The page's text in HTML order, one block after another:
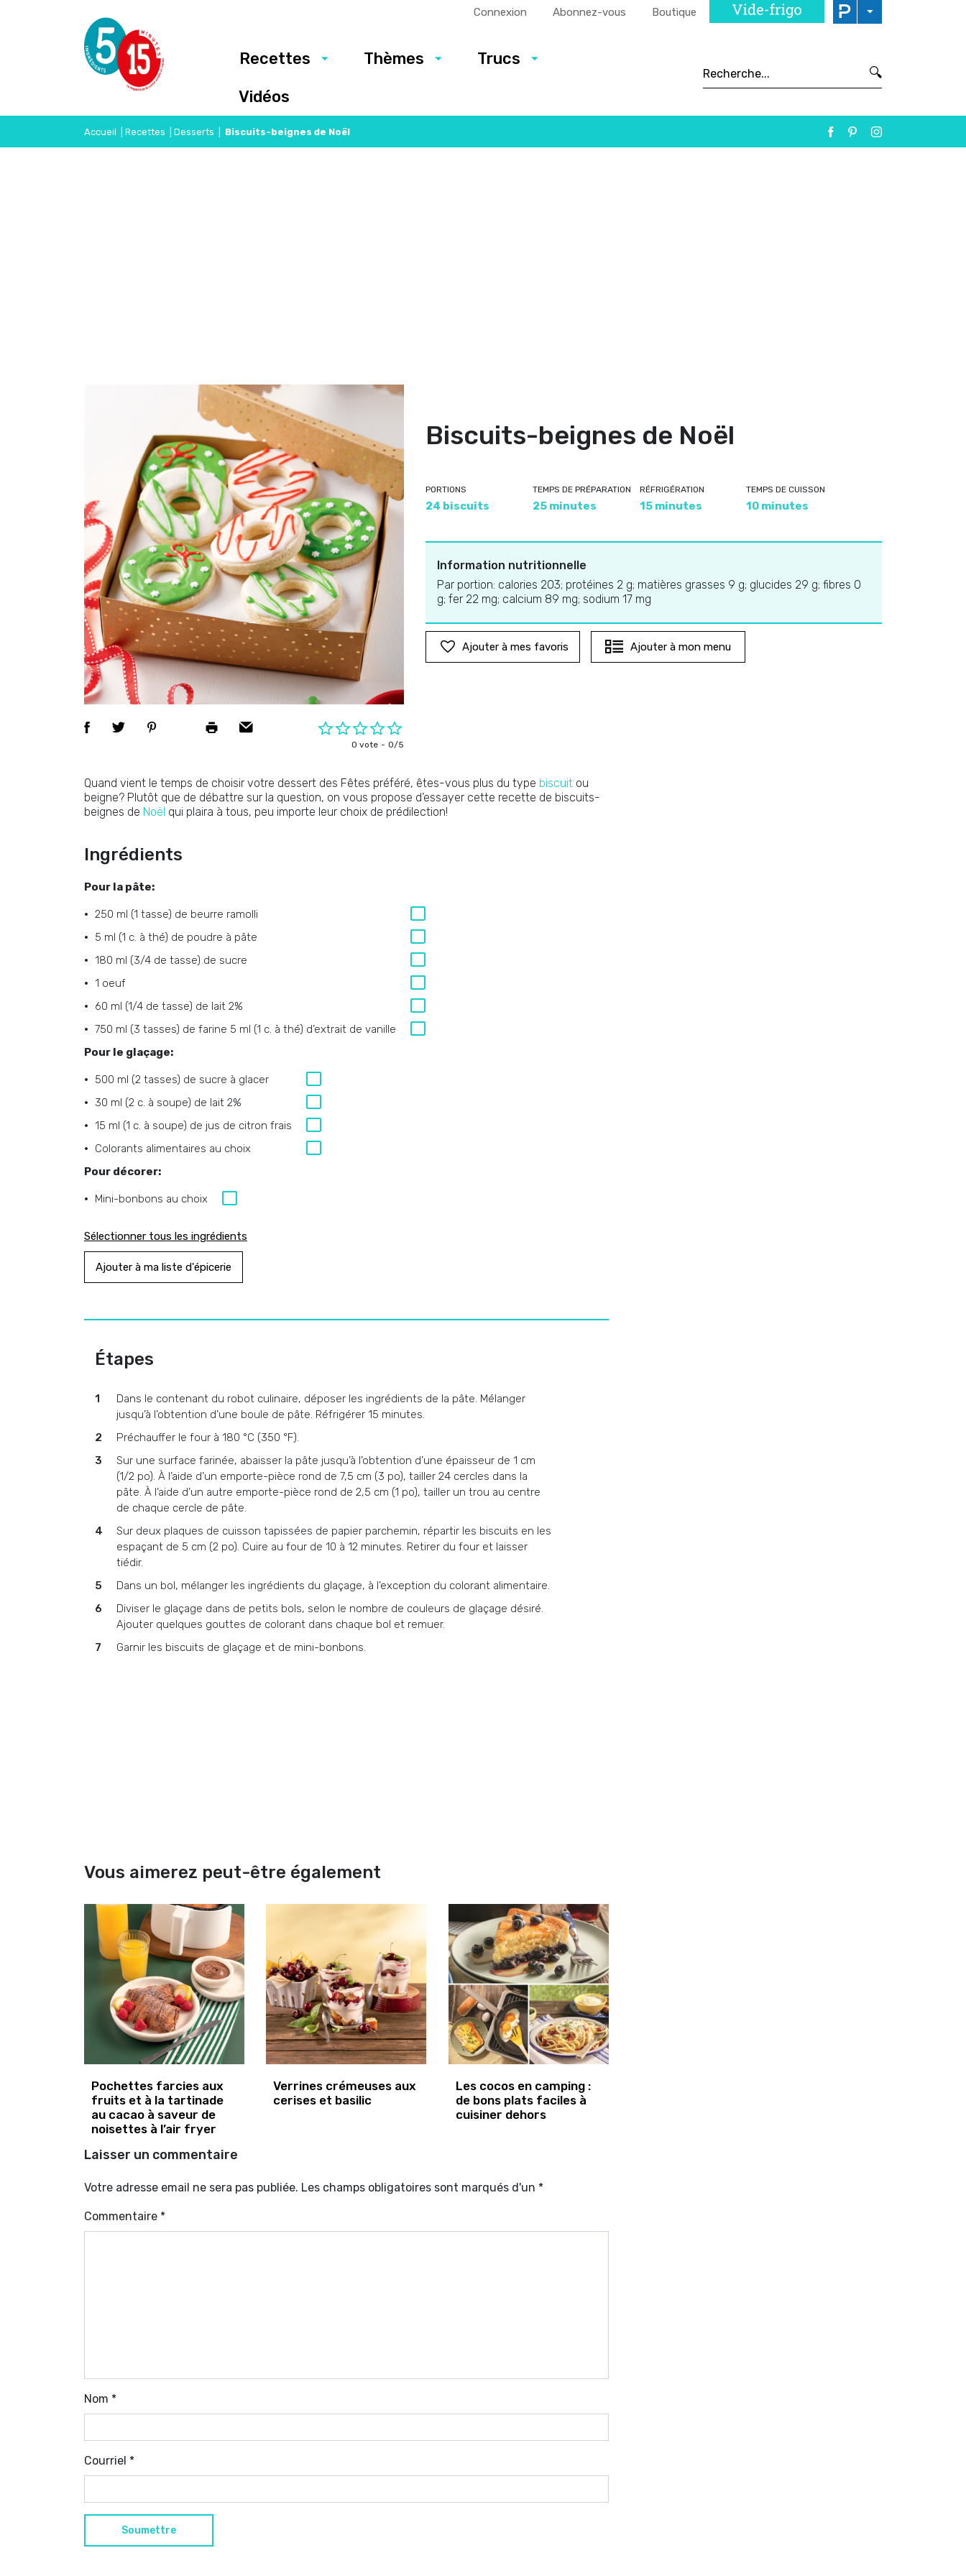
Connexion Abonnez-vous Boutique
Recettes Thèmes
Trucs
Vidéos
🔍
Accueil Recettes Desserts Biscuits-beignes de Noël
0 vote 0/5
Biscuits-beignes de Noël
PORTIONS
24 biscuits
TEMPS DE PRÉPARATION
25 minutes
RÉFRIGÉRATION
15 minutes
TEMPS DE CUISSON
10 minutes
Information nutritionnelle
Par portion: calories 203; protéines 2 g; matières grasses 9 g; glucides 29 g; fibres 0
g; fer 22 mg; calcium 89 mg; sodium 17 mg
Ajouter à mes favoris Ajouter à mon menu
Quand vient le temps de choisir votre dessert des Fêtes préféré, êtes-vous plus du type biscuit ou
beigne? Plutôt que de débattre sur la question, on vous propose d’essayer cette recette de biscuits-
beignes de Noël qui plaira à tous, peu importe leur choix de prédilection!
Ingrédients
Pour la pâte:
250 ml (1 tasse) de beurre ramolli
5 ml (1 c. à thé) de poudre à pâte
180 ml (3/4 de tasse) de sucre
1 oeuf
60 ml (1/4 de tasse) de lait 2%
750 ml (3 tasses) de farine 5 ml (1 c. à thé) d’extrait de vanille
Pour le glaçage:
500 ml (2 tasses) de sucre à glacer
30 ml (2 c. à soupe) de lait 2%
15 ml (1 c. à soupe) de jus de citron frais
Colorants alimentaires au choix
Pour décorer:
Mini-bonbons au choix
Sélectionner tous les ingrédients
Ajouter à ma liste d'épicerie
Étapes
Dans le contenant du robot culinaire, déposer les ingrédients de la pâte. Mélanger
jusqu’à l’obtention d’une boule de pâte. Réfrigérer 15 minutes.
Préchauffer le four à 180 °C (350 °F).
Sur une surface farinée, abaisser la pâte jusqu’à l’obtention d’une épaisseur de 1 cm
(1/2 po). À l’aide d’un emporte-pièce rond de 7,5 cm (3 po), tailler 24 cercles dans la
pâte. À l’aide d’un autre emporte-pièce rond de 2,5 cm (1 po), tailler un trou au centre
de chaque cercle de pâte.
Sur deux plaques de cuisson tapissées de papier parchemin, répartir les biscuits en les
espaçant de 5 cm (2 po). Cuire au four de 10 à 12 minutes. Retirer du four et laisser
tiédir.
Dans un bol, mélanger les ingrédients du glaçage, à l’exception du colorant alimentaire.
Diviser le glaçage dans de petits bols, selon le nombre de couleurs de glaçage désiré.
Ajouter quelques gouttes de colorant dans chaque bol et remuer.
Garnir les biscuits de glaçage et de mini-bonbons.
Vous aimerez peut-être également
Pochettes farcies aux
fruits et à la tartinade
au cacao à saveur de
noisettes à l’air fryer
Verrines crémeuses aux
cerises et basilic
Les cocos en camping :
de bons plats faciles à
cuisiner dehors
Laisser un commentaire
Votre adresse email ne sera pas publiée. Les champs obligatoires sont marqués d'un *
Commentaire *
Nom *
Courriel *